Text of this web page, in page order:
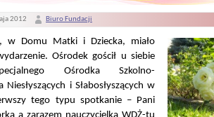
2012 Biuro Fundacji
w Domu Matki i Dziecka, miało
Ośrodek gościł u siebie
Ośrodka Szkolno-
i Słabosłyszących w
tego typu spotkanie – Pani